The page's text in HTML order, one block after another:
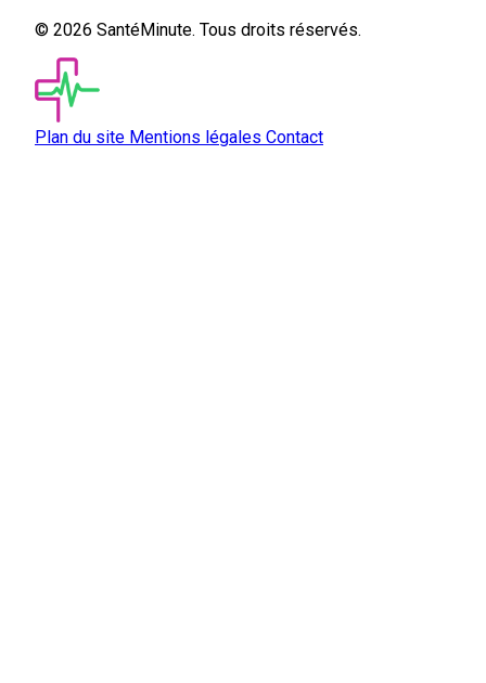
© 2026 SantéMinute. Tous droits réservés.
Plan du site Mentions légales Contact